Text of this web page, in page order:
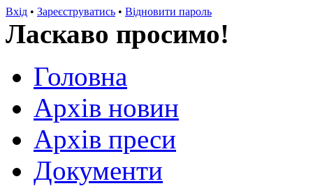
Вхід • Зареєструватись • Відновити пароль
Ласкаво просимо!
Головна
Архів новин
Архів преси
Документи